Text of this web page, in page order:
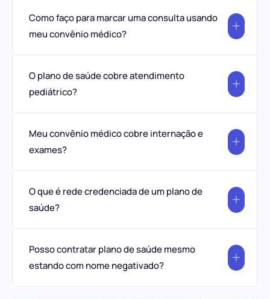
Como faço para marcar uma consulta usando
meu convênio médico?
O plano de saúde cobre atendimento
pediátrico?
Meu convênio médico cobre internação e
exames?
O que é rede credenciada de um plano de
saúde?
Posso contratar plano de saúde mesmo
estando com nome negativado?